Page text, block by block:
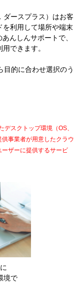
ダースプラス）はお客
を利用して場所や端末
んしんサポートで、
できます。
目的に合わせ選択のう
スクトップ環境（OS、
事業者が用意したクラウ
ーザーに提供するサービ
境で